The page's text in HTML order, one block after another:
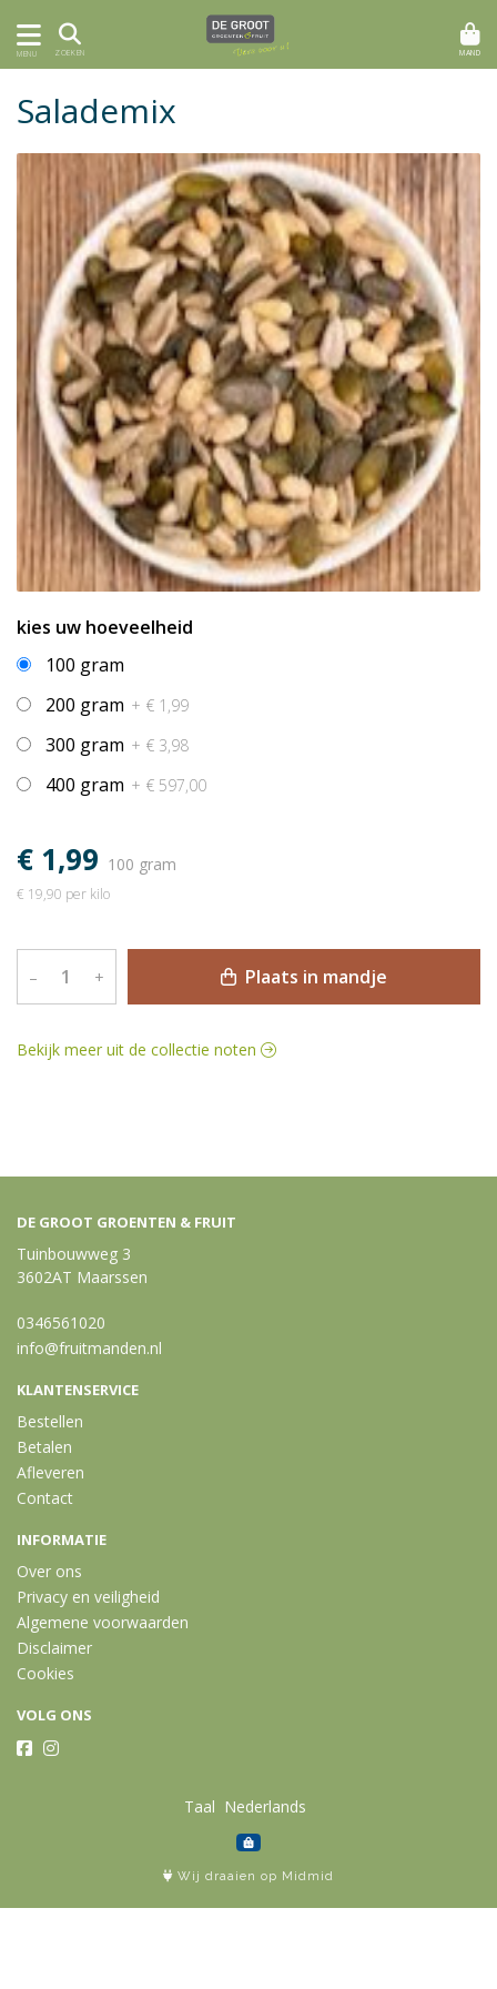
MENU ZOEKEN MAND
Salademix
kies uw hoeveelheid
100 gram
200 gram + € 1,99
300 gram + € 3,98
400 gram + € 597,00
€ 1,99 100 gram
€ 19,90 per kilo
– + Plaats in mandje
Bekijk meer uit de collectie noten
DE GROOT GROENTEN & FRUIT
Tuinbouwweg 3
3602AT Maarssen
0346561020
info@fruitmanden.nl
KLANTENSERVICE
Bestellen
Betalen
Afleveren
Contact
INFORMATIE
Over ons
Privacy en veiligheid
Algemene voorwaarden
Disclaimer
Cookies
VOLG ONS
Taal
Wij draaien op Midmid